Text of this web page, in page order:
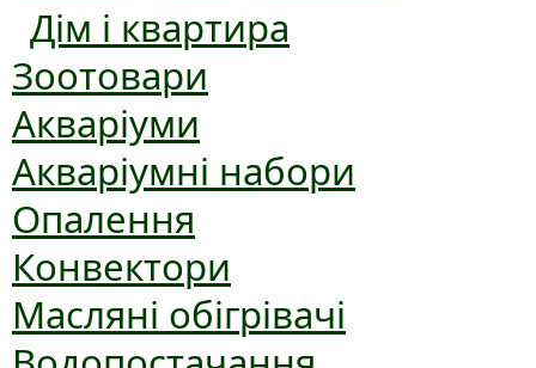
Дім і квартира
Зоотовари
Акваріуми
Акваріумні набори
Опалення
Конвектори
Масляні обігрівачі